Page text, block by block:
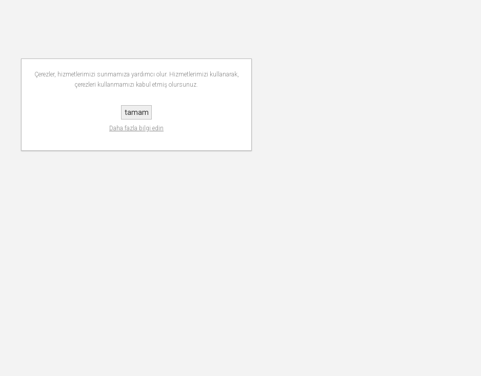
Çerezler, hizmetlerimizi sunmamıza yardımcı olur. Hizmetlerimizi kullanarak,
çerezleri kullanmamızı kabul etmiş olursunuz.
tamam
Daha fazla bilgi edin